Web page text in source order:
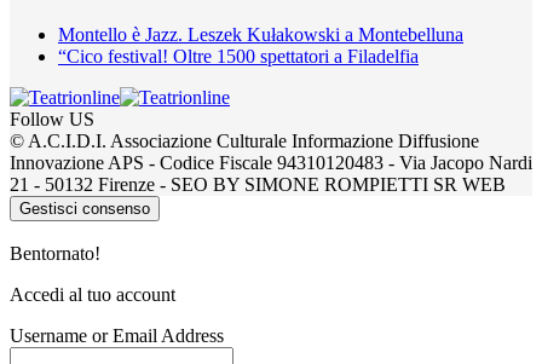
Montello è Jazz. Leszek Kułakowski a Montebelluna
“Cico festival! Oltre 1500 spettatori a Filadelfia
Follow US
© A.C.I.D.I. Associazione Culturale Informazione Diffusione
Innovazione APS - Codice Fiscale 94310120483 - Via Jacopo Nardi
21 - 50132 Firenze - SEO BY SIMONE ROMPIETTI SR WEB
Gestisci consenso
Bentornato!
Accedi al tuo account
Username or Email Address